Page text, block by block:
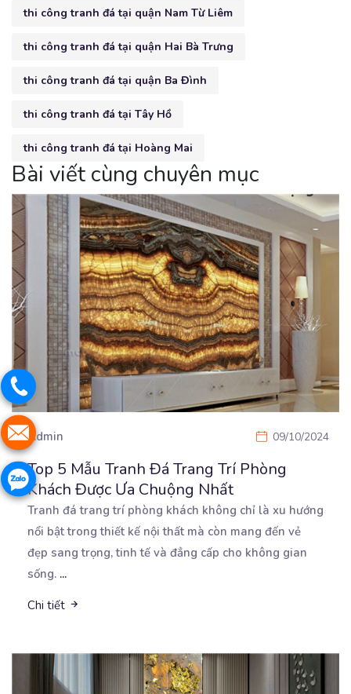
thi công tranh đá tại quận Nam Từ Liêm
thi công tranh đá tại quận Hai Bà Trưng
thi công tranh đá tại quận Ba Đình
thi công tranh đá tại Tây Hồ
thi công tranh đá tại Hoàng Mai
Bài viết cùng chuyên mục
Admin 09/10/2024
Top 5 Mẫu Tranh Đá Trang Trí Phòng
Khách Được Ưa Chuộng Nhất
Tranh đá trang trí phòng khách không chỉ là xu hướng
nổi bật trong thiết kế nội thất mà còn mang đến vẻ
đẹp sang trọng, tinh tế và đẳng cấp cho không gian
sống. ...
Chi tiết